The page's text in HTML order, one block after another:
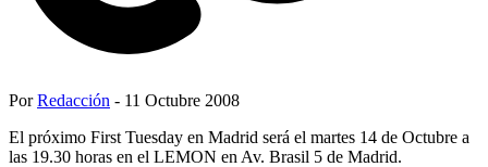
PorRedacción - 11 Octubre 2008
El próximo First Tuesday en Madrid será el martes 14 de Octubre a
las 19.30 horas en el LEMON en Av. Brasil 5 de Madrid.